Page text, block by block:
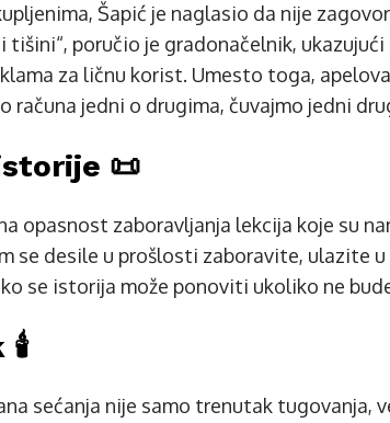
Šapić je naglasio da nije
tišini“, poručio je gradonačelnik,
za ličnu korist. Umesto toga,
računa jedni o drugima, čuvajmo jedni
📜
opasnost zaboravljanja lekcija koje su
se desile u prošlosti zaboravite, ulazite
se istorija može ponoviti ukoliko ne
🕯️
sećanja nije samo trenutak tugovanja,